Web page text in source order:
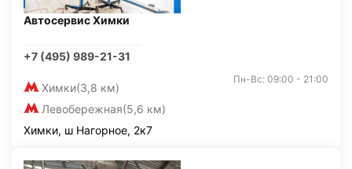
Автосервис Химки
+7 (495) 989-21-31
Химки(3,8 км)
Левобережная(5,6 км)
Пн-Вс: 09:00 - 21:00
Химки, ш Нагорное, 2к7